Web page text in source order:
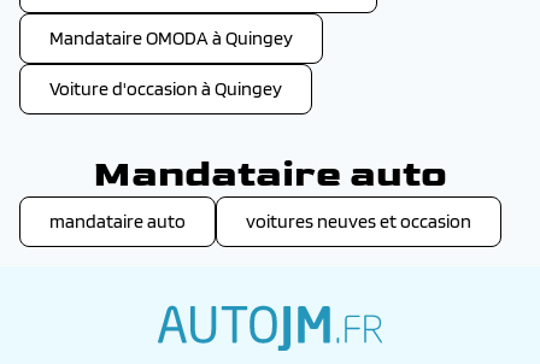
Mandataire OMODA à Quingey
Voiture d'occasion à Quingey
Mandataire auto
mandataire auto voitures neuves et occasion